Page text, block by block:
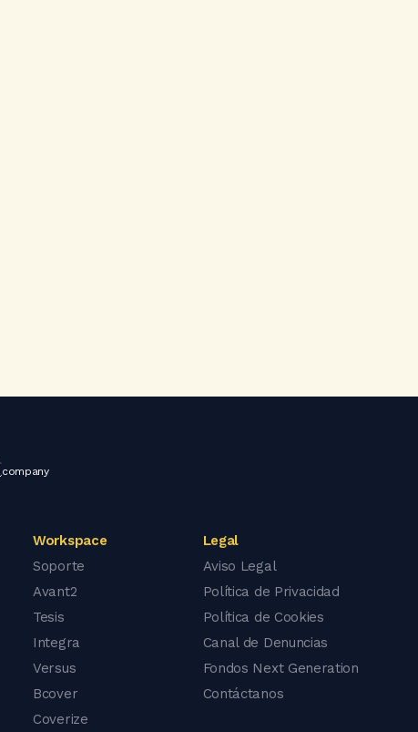
company
Workspace
Soporte
Avant2
Tesis
Integra
Versus
Bcover
Coverize
Legal
Aviso Legal
Política de Privacidad
Política de Cookies
Canal de Denuncias
Fondos Next Generation
Contáctanos